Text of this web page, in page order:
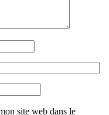
site web dans le